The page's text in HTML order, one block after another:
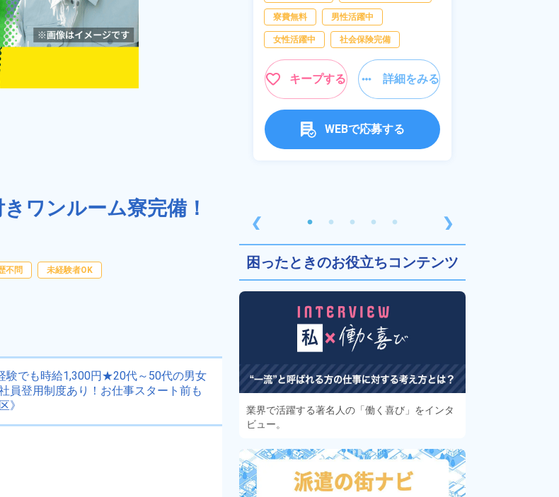
ワンルーム寮完備！
不問 未経験者OK
験でも時給1,300円★20代～50代の男女
員登用制度あり！お仕事スタート前も
》
❮
社会保険完備 資格・経験不問
寮完備 土日休み
寮費無料 男性活躍中
女性活躍中 社会保険完備
キープする 詳細をみる
WEBで応募する
❯
困ったときのお役立ちコンテンツ
業界で活躍する著名人の「働く喜び」をインタ
ビュー。